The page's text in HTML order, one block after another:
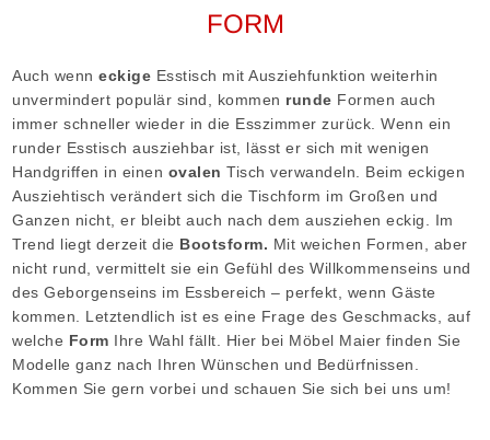
FORM
Auch wenneckige Esstisch mit Ausziehfunktion weiterhin
unvermindert populär sind, kommen runde Formen auch
immer schneller wieder in die Esszimmer zurück. Wenn ein
runder Esstisch ausziehbar ist, lässt er sich mit wenigen
Handgriffen in einen ovalenTisch verwandeln. Beim eckigen
Ausziehtisch verändert sich die Tischform im Großen und
Ganzen nicht, er bleibt auch nach dem ausziehen eckig. Im
Trend liegt derzeit die Bootsform. Mit weichen Formen, aber
nicht rund, vermittelt sie ein Gefühl des Willkommenseins und
des Geborgenseins im Essbereich – perfekt, wenn Gäste
kommen. Letztendlich ist es eine Frage des Geschmacks, auf
welche Form Ihre Wahl fällt. Hier bei Möbel Maier finden Sie
Modelle ganz nach Ihren Wünschen und Bedürfnissen.
Kommen Sie gern vorbei und schauen Sie sich bei uns um!